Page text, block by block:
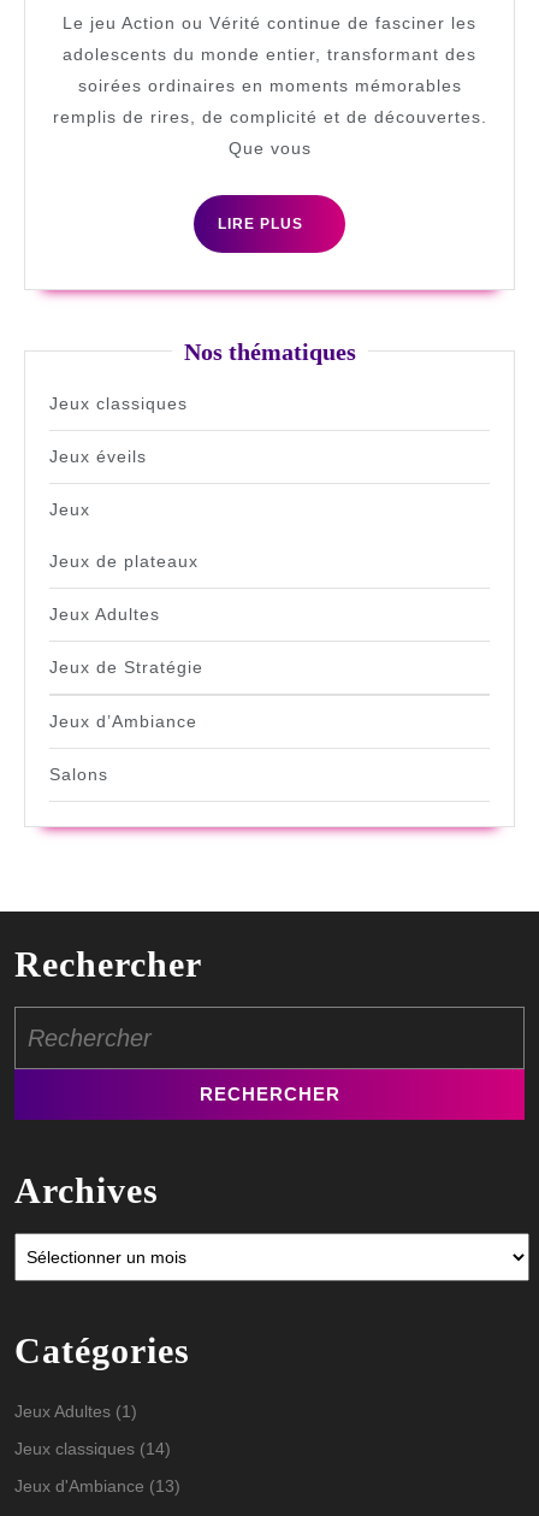
ou
Verite
des
ados
pour
des
Le jeu Action ou Vérité continue de fasciner les
adolescents du monde entier, transformant des
soirées ordinaires en moments mémorables
remplis de rires, de complicité et de découvertes.
Que vous
LIRE PLUS
LIRE
PLUS
Nos thématiques
Jeux classiques
Jeux éveils
Jeux
Jeux de plateaux
Jeux Adultes
Jeux de Stratégie
Jeux d’Ambiance
Salons
Rechercher
for:
Archives
Catégories
Jeux Adultes (1)
Jeux classiques (14)
Jeux d'Ambiance (13)